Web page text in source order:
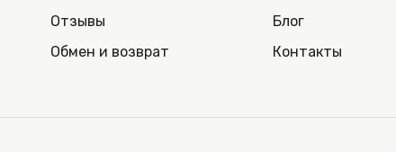
Отзывы
Обмен и возврат
Блог
Контакты